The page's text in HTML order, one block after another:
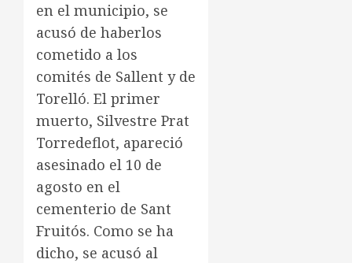
en el municipio, se
acusó de haberlos
cometido a los
comités de Sallent y de
Torelló. El primer
muerto, Silvestre Prat
Torredeflot, apareció
asesinado el 10 de
agosto en el
cementerio de Sant
Fruitós. Como se ha
dicho, se acusó al